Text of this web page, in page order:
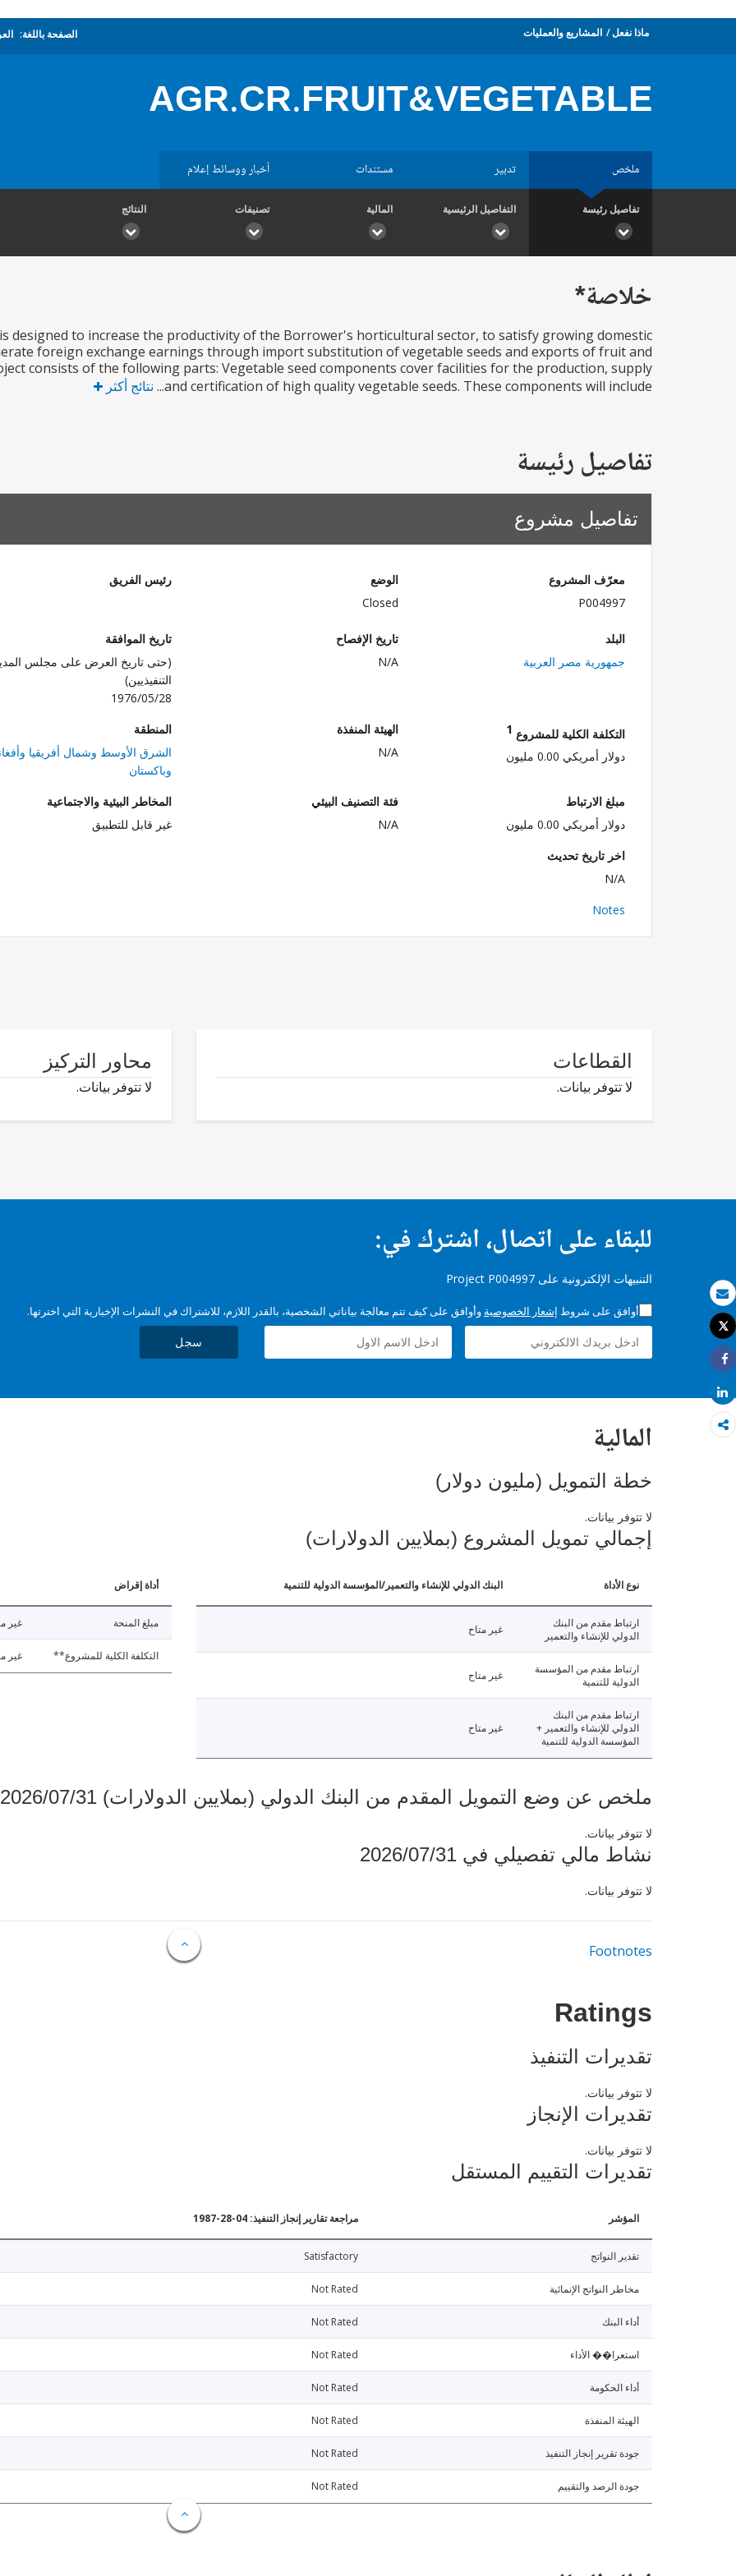
بريد الكتروني
طباعة
Tweet
Share
Share
ماذا نفعل المشاريع والعمليات الصفحة باللغة:
AGR.CR.FRUIT&VEGETABLE
ملخص تدبير مستندات أخبار ووسائط إعلام
تفاصيل رئيسة التفاصيل الرئيسية المالية تصنيفات النتائج
خلاصة*
designed to increase the productivity of the Borrower's horticultural sector, to satisfy growing domestic
foreign exchange earnings through import substitution of vegetable seeds and exports of fruit and
consists of the following parts: Vegetable seed components cover facilities for the production, supply
and certification of high quality vegetable seeds. These components will include...
نتائج أكثر
تفاصيل رئيسة
تفاصيل مشروع
معرّف المشروع
P004997
الوضع
Closed
رئيس الفريق
البلد
جمهورية مصر العربية
تاريخ الإفصاح
N/A
تاريخ الموافقة
(حتى تاريخ العرض على مجلس
التنفيذيين)
1976/05/28
التكلفة الكلية للمشروع 1
دولار أمريكي 0.00 مليون
الهيئة المنفذة
N/A
المنطقة
الشرق الأوسط وشمال أفريقيا
وباكستان
مبلغ الارتباط
دولار أمريكي 0.00 مليون
فئة التصنيف البيئي
N/A
المخاطر البيئية والاجتماعية
غير قابل للتطبيق
اخر تاريخ تحديث
N/A
Notes
القطاعات
لا تتوفر بيانات.
محاور التركيز
لا تتوفر بيانات.
للبقاء على اتصال، اشترك في:
التنبيهات الإلكترونية على Project P004997
أوافق على شروط إشعار الخصوصية وأوافق على كيف تتم معالجة بياناتي الشخصية، بالقدر اللازم، للاشتراك في النشرات الإخبارية التي اخترتها.
سجل
المالية
خطة التمويل (مليون دولار)
لا تتوفر بيانات.
إجمالي تمويل المشروع (بملايين الدولارات)
نوع الأداة البنك الدولي للإنشاء والتعمير/المؤسسة الدولية للتنمية
ارتباط مقدم من البنك
الدولي للإنشاء والتعمير
غير متاح
ارتباط مقدم من المؤسسة
الدولية للتنمية
غير متاح
ارتباط مقدم من البنك
الدولي للإنشاء والتعمير +
المؤسسة الدولية للتنمية
غير متاح
أداة إقراض
مبلغ المنحة غير
التكلفة الكلية للمشروع** غير
ملخص عن وضع التمويل المقدم من البنك الدولي (بملايين الدولارات) 2026/07/31
لا تتوفر بيانات.
نشاط مالي تفصيلي في 2026/07/31
لا تتوفر بيانات.
Footnotes
Ratings
تقديرات التنفيذ
لا تتوفر بيانات.
تقديرات الإنجاز
لا تتوفر بيانات.
تقديرات التقييم المستقل
المؤشر مراجعة تقارير إنجاز التنفيذ: 04-28-1987
تقدير النواتج Satisfactory
مخاطر النواتج الإنمائية Not Rated
أداء البنك Not Rated
استعرا�� الأداء Not Rated
أداء الحكومة Not Rated
الهيئة المنفذة Not Rated
جودة تقرير إنجاز التنفيذ Not Rated
جودة الرصد والتقييم Not Rated